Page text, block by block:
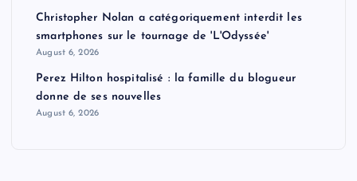
Christopher Nolan a catégoriquement interdit les
smartphones sur le tournage de 'L'Odyssée'
August 6, 2026
Perez Hilton hospitalisé : la famille du blogueur
donne de ses nouvelles
August 6, 2026